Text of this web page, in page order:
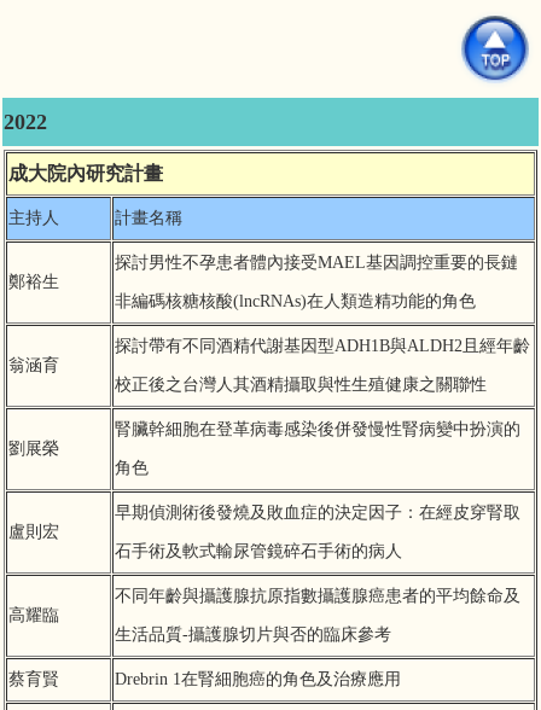
2022
成大院內研究計畫
主持人 計畫名稱
鄭裕生
探討男性不孕患者體內接受MAEL基因調控重要的長鏈
非編碼核糖核酸(lncRNAs)在人類造精功能的角色
翁涵育
探討帶有不同酒精代謝基因型ADH1B與ALDH2且經年齡
校正後之台灣人其酒精攝取與性生殖健康之關聯性
劉展榮
腎臟幹細胞在登革病毒感染後併發慢性腎病變中扮演的
角色
盧則宏
早期偵測術後發燒及敗血症的決定因子：在經皮穿腎取
石手術及軟式輸尿管鏡碎石手術的病人
高耀臨
不同年齡與攝護腺抗原指數攝護腺癌患者的平均餘命及
生活品質-攝護腺切片與否的臨床參考
蔡育賢 Drebrin 1在腎細胞癌的角色及治療應用